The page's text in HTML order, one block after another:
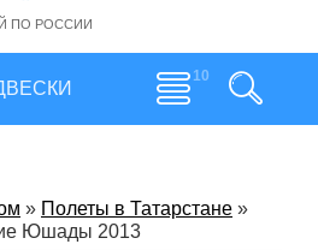
ПО РОССИИ
» Полеты в Татарстане »
Юшады 2013